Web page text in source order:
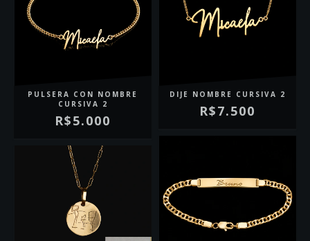
PULSERA CON NOMBRE
CURSIVA 2
R$5.000
DIJE NOMBRE CURSIVA 2
R$7.500